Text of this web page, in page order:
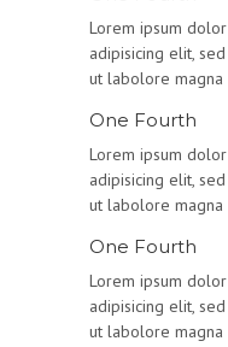
Lorem ipsum
adipisicing elit,
ut labolore magna
One Fourth
Lorem ipsum
adipisicing elit,
ut labolore magna
One Fourth
Lorem ipsum
adipisicing elit,
ut labolore magna